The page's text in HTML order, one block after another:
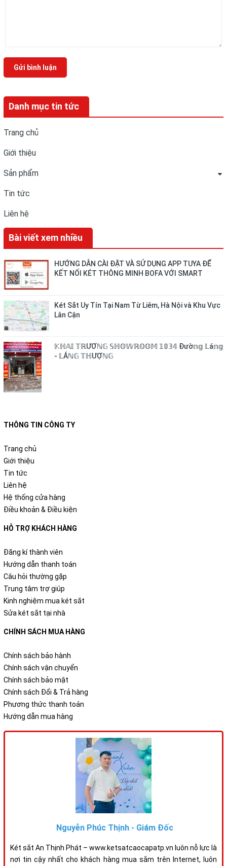
Danh mục tin tức
Trang chủ
Giới thiệu
Sản phẩm
Tin tức
Liên hệ
Bài viết xem nhiều
HƯỚNG DẪN CÀI ĐẶT VÀ SỬ DỤNG APP TUYA ĐỂ
KẾT NỐI KÉT THÔNG MINH BOFA VỚI SMART
Két Sắt Uy Tín Tại Nam Từ Liêm, Hà Nội và Khu Vực
Lân Cận
𝕂ℍ𝔸𝕀 𝕋ℝƯƠℕ𝔾 𝕊ℍ𝕆𝕎ℝ𝕆𝕆𝕄 𝟙𝟘𝟛𝟜 Đườ𝕟𝕘 𝕃á𝕟𝕘
- 𝕃Áℕ𝔾 𝕋ℍƯỢℕ𝔾
Gửi bình luận
THÔNG TIN CÔNG TY
Trang chủ
Giới thiệu
Tin tức
Liên hệ
Hệ thống cửa hàng
Điều khoản & Điều kiện
HỖ TRỢ KHÁCH HÀNG
Đăng kí thành viên
Hướng dẫn thanh toán
Câu hỏi thường gặp
Trung tâm trợ giúp
Kinh nghiệm mua két sắt
Sửa két sắt tại nhà
CHÍNH SÁCH MUA HÀNG
Chính sách bảo hành
Chính sách vận chuyển
Chính sách bảo mật
Chính sách Đổi & Trả hàng
Phương thức thanh toán
Hướng dẫn mua hàng
Nguyễn Phúc Thịnh - Giám Đốc
Két sắt An Thịnh Phát – www.ketsatcaocapatp.vn luôn nỗ lực là
nơi tin cậy nhất cho khách hàng mua sắm trên Internet, luôn